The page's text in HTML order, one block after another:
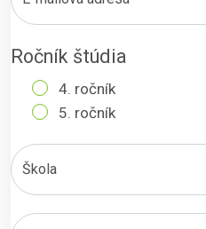
Ročník štúdia
4. ročník
5. ročník
Škola